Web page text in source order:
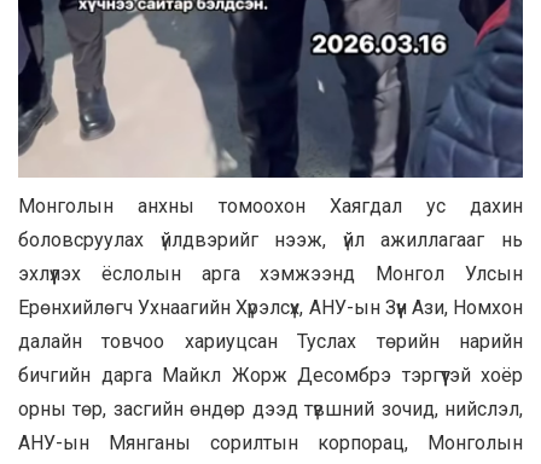
Монголын анхны томоохон Хаягдал ус дахин
боловсруулах үйлдвэрийг нээж, үйл ажиллагааг нь
эхлүүлэх ёслолын арга хэмжээнд Монгол Улсын
Ерөнхийлөгч Ухнаагийн Хүрэлсүх, АНУ-ын Зүүн Ази, Номхон
далайн товчоо хариуцсан Туслах төрийн нарийн
бичгийн дарга Майкл Жорж Десомбрэ тэргүүтэй хоёр
орны төр, засгийн өндөр дээд түвшний зочид, нийслэл,
АНУ-ын Мянганы сорилтын корпорац, Монголын